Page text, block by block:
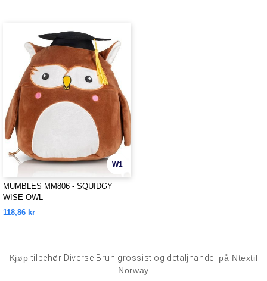
W1
MUMBLES MM806 - SQUIDGY
WISE OWL
118,86 kr
Kjøptilbehør Diverse Brun grossist og detaljhandel
på Ntextil
Norway